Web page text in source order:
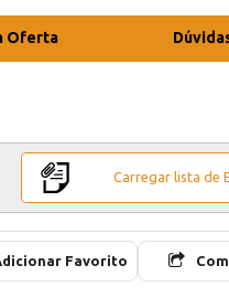
Oferta
Carregar lista de
Favorito